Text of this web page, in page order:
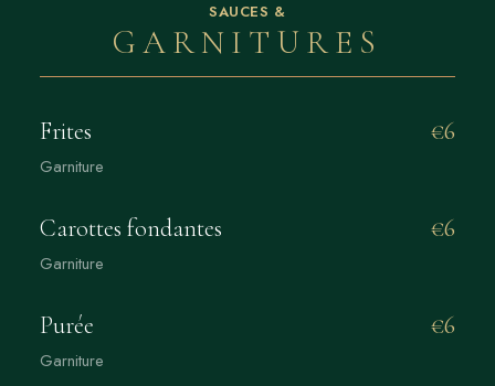
SAUCES &
GARNITURES
Frites €6
Garniture
Carottes fondantes €6
Garniture
Purée €6
Garniture